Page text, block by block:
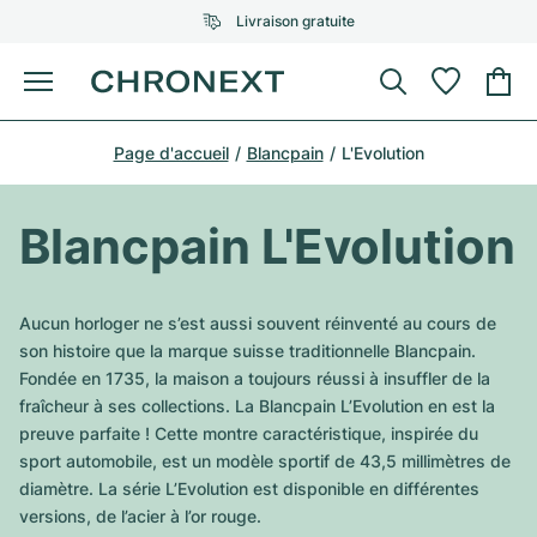
Livraison gratuite
Menu
Acheter une montre
UNE SÉLECTION D'EXCEPTION
Tous les modèles Rolex
Modèles les plus vendus
Air-King
Omega
Tous les modèles Omega
Modèles les plus vendus
Patek Philippe
Tous les modèles Patek Philippe
Modèles les plus vendus
Audemars Piguet
Tous les modèles Audemars Piguet
Cartier
Breitling
Montres d'occasion
Bijoux
UNE SÉLECTION D'EXCEPTION
Tiffany
Louis Vuitton
Gebauer & Gebauer
Van Cleef & Arpels
Bvlgari
Nouveautés
Sale
Page d'accueil Blancpain L'Evolution
Blancpain L'Evolution
Aucun horloger ne s’est aussi souvent réinventé au cours de
son histoire que la marque suisse traditionnelle Blancpain.
Fondée en 1735, la maison a toujours réussi à insuffler de la
fraîcheur à ses collections. La Blancpain L’Evolution en est la
preuve parfaite ! Cette montre caractéristique, inspirée du
sport automobile, est un modèle sportif de 43,5 millimètres de
diamètre. La série L’Evolution est disponible en différentes
versions, de l’acier à l’or rouge.